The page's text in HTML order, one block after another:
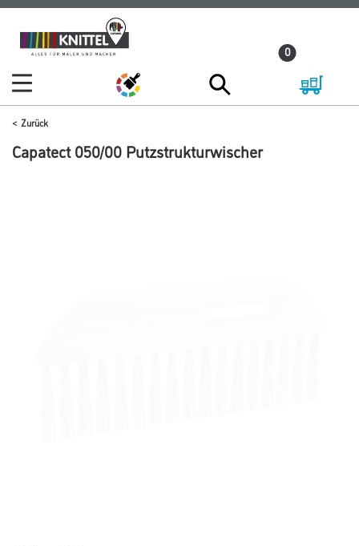
Zum
Inhalt
Zum
Navigationsmenü
0
Zurück
Capatect 050/00 Putzstrukturwischer